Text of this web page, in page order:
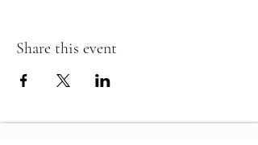
Share this event